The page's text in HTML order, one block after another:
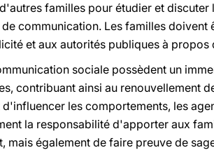
familles pour étudier et
communication. Les familles
et aux autorités publiques à
sociale possèdent un
contribuant ainsi au renouvellement
d'influencer les comportements, les
la responsabilité d'apporter aux
mais également de faire preuve de